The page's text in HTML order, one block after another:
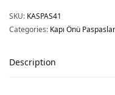
SKU: KASPAS41
Categories: Kapı Önü
Description